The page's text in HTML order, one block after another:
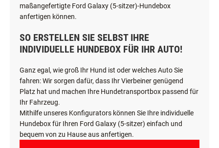
maßangefertigte Ford Galaxy (5-sitzer)-Hundebox
anfertigen können.
SO ERSTELLEN SIE SELBST IHRE
INDIVIDUELLE HUNDEBOX FÜR IHR AUTO!
Ganz egal, wie groß Ihr Hund ist oder welches Auto Sie
fahren: Wir sorgen dafür, dass Ihr Vierbeiner genügend
Platz hat und machen Ihre Hundetransportbox passend für
Ihr Fahrzeug.
Mithilfe unseres Konfigurators können Sie Ihre individuelle
Hundebox für Ihren Ford Galaxy (5-sitzer) einfach und
bequem von zu Hause aus anfertigen.